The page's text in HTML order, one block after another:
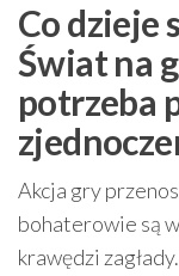
Co dzieje
Świat na
potrzeba
Akcja gry
bohaterowie są
krawędzi